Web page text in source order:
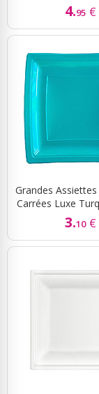
4.95 €
Grandes
Carrées Luxe
3.10 €